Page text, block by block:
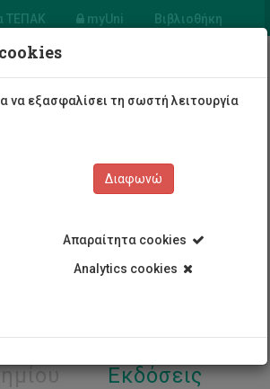
ΤΕΠΑΚ myUni Βιβλιοθήκη
τριες Σπουδές Έρευνα
Εκδόσεις
cookies
να εξασφαλίσει τη σωστή λειτουργία
Διαφωνώ
Απαραίτητα cookies
Analytics cookies